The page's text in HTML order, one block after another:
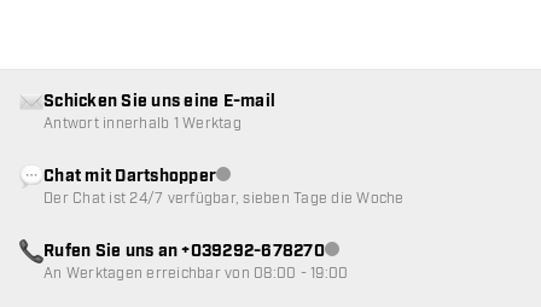
Schicken Sie uns eine E-mail
Antwort innerhalb 1 Werktag
Chat mit DartshopperKundenservice nicht verfügbar
Der Chat ist 24/7 verfügbar, sieben Tage die Woche
Rufen Sie uns an +039292-678270Kundenservice nicht
An Werktagen erreichbar von 08:00 - 19:00